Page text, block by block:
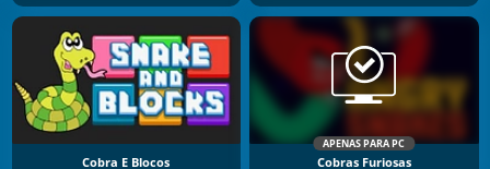
Cobra E Blocos
APENAS PARA PC
Cobras Furiosas